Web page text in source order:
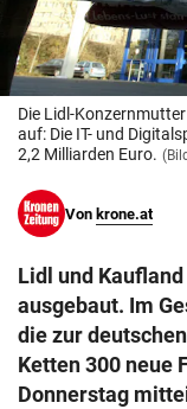
© Krone Multimedia
Muthgasse 2, 1190
Die Lidl-
auf: Die IT- und
2,2 Milliarden Euro.
Von krone.at
Lidl und
ausgebaut. Im
die zur
Ketten 300 neue
Donnerstag